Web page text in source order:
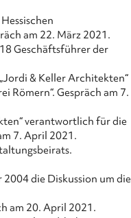
am 22. März 2021.
Geschäftsführer der
& Keller Architekten“
Römern“. Gespräch am 7.
verantwortlich für die
7. April 2021.
die Diskussion um die
am 20. April 2021.